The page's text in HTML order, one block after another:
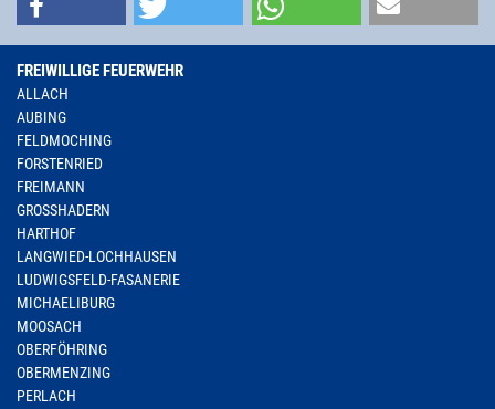
FREIWILLIGE FEUERWEHR
ALLACH
AUBING
FELDMOCHING
FORSTENRIED
FREIMANN
GROSSHADERN
HARTHOF
LANGWIED-LOCHHAUSEN
LUDWIGSFELD-FASANERIE
MICHAELIBURG
MOOSACH
OBERFÖHRING
OBERMENZING
PERLACH